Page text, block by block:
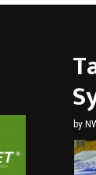
by